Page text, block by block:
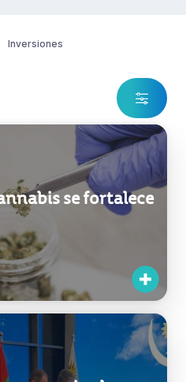
Inversiones
se fortalece